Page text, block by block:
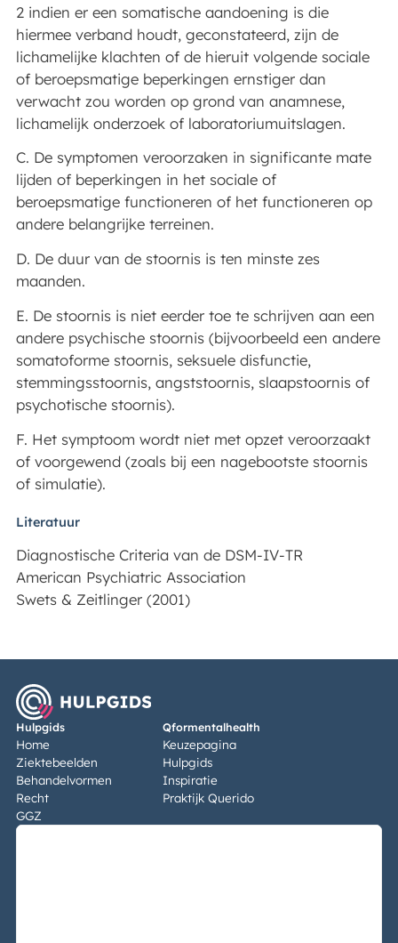
2 indien er een somatische aandoening is die
hiermee verband houdt, geconstateerd, zijn de
lichamelijke klachten of de hieruit volgende sociale
of beroepsmatige beperkingen ernstiger dan
verwacht zou worden op grond van anamnese,
lichamelijk onderzoek of laboratoriumuitslagen.
C. De symptomen veroorzaken in significante mate
lijden of beperkingen in het sociale of
beroepsmatige functioneren of het functioneren op
andere belangrijke terreinen.
D. De duur van de stoornis is ten minste zes
maanden.
E. De stoornis is niet eerder toe te schrijven aan een
andere psychische stoornis (bijvoorbeeld een andere
somatoforme stoornis, seksuele disfunctie,
stemmingsstoornis, angststoornis, slaapstoornis of
psychotische stoornis).
F. Het symptoom wordt niet met opzet veroorzaakt
of voorgewend (zoals bij een nagebootste stoornis
of simulatie).
Literatuur
Diagnostische Criteria van de DSM-IV-TR
American Psychiatric Association
Swets & Zeitlinger (2001)
Hulpgids
Home
Ziektebeelden
Behandelvormen
Recht
GGZ
Qformentalhealth
Keuzepagina
Hulpgids
Inspiratie
Praktijk Querido